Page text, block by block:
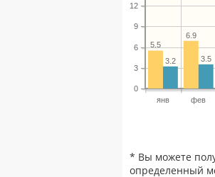
янв фев
0
3
6
9
12
6.9
5.5
3.5
3.2
* Вы можете
определенный